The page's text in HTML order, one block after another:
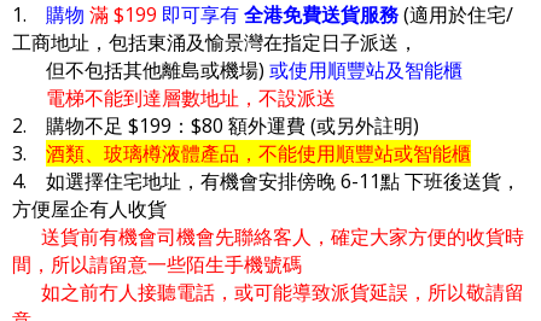
1. 購物 滿 $199 即可享有全港免費送貨服務(適用於住宅/
工商地址，包括東涌及愉景灣在指定日子派送，
但不包括其他離島或機場) 或使用順豐站及智能櫃
電梯不能到達層數地址，不設派送
2. 購物不足 $199：$80 額外運費 (或另外註明)
3. 酒類、玻璃樽液體產品，不能使用順豐站或智能櫃
4. 如選擇住宅地址，有機會安排傍晚 6-11點 下班後送貨，
方便屋企有人收貨
送貨前有機會司機會先聯絡客人，確定大家方便的收貨時
間，所以請留意一些陌生手機號碼
如之前冇人接聽電話，或可能導致派貨延誤，所以敬請留